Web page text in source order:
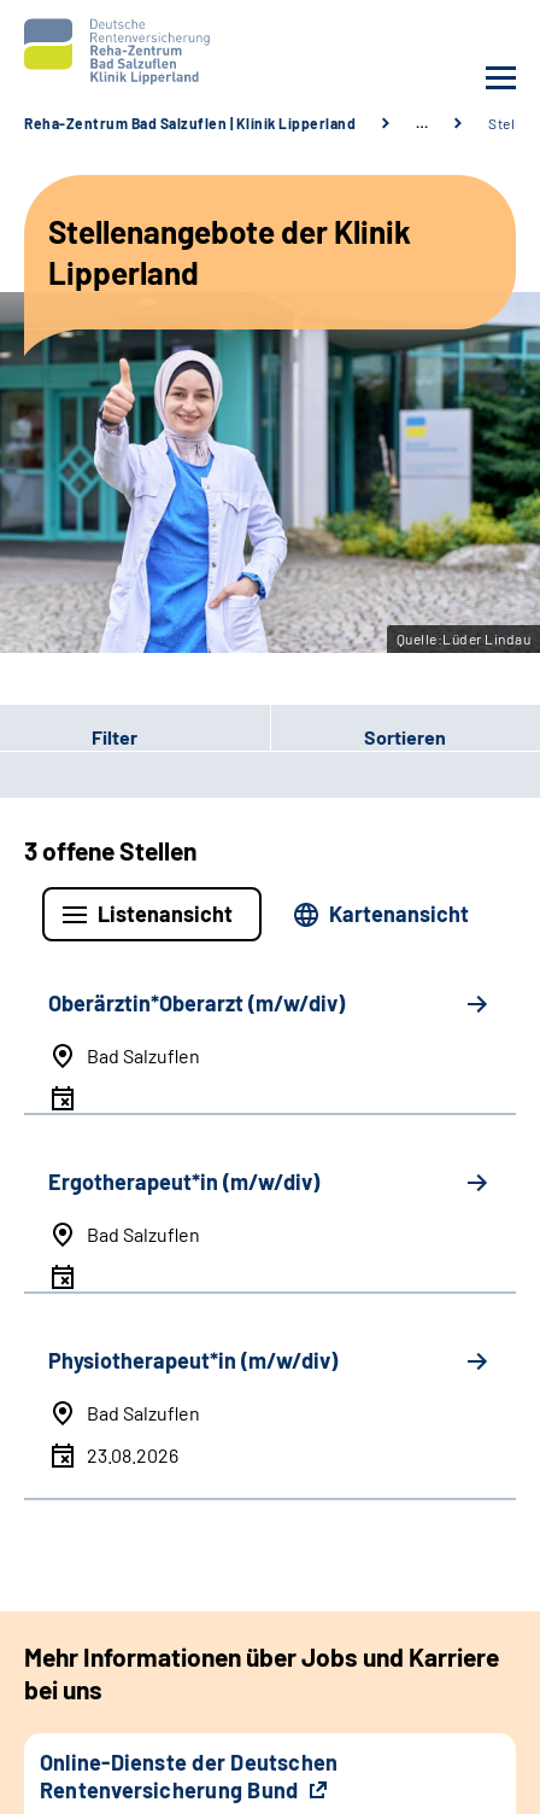
Unsere Angebote
Service
Karriere
Sozialdienste & Zuweisende
Suche
Leichte Sprache
Gebärdensprache
Reha-Zentrum Bad Salzuflen | Klinik Lipperland …
Stellenangebote der Klinik
Lipperland
Quelle:Lüder Lindau
Filter Sortieren
3 offene Stellen
Listenansicht Kartenansicht
Oberärztin*Oberarzt (m/w/div)
Bad Salzuflen
Ergotherapeut*in (m/w/div)
Bad Salzuflen
Physiotherapeut*in (m/w/div)
Bad Salzuflen
23.08.2026
Mehr Informationen über Jobs und Karriere
bei uns
Online-Dienste der Deutschen
Rentenversicherung Bund